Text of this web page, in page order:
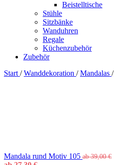
Beistelltische
Stühle
Sitzbänke
Wanduhren
Regale
Küchenzubehör
Zubehör
Start / Wanddekoration / Mandalas /
Mandala rund Motiv 105 ab39,00€